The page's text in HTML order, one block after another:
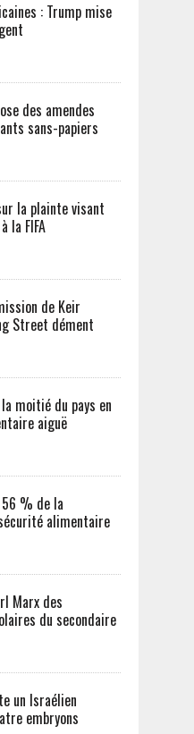
: Trump mise
des amendes
sans-papiers
la plainte visant
la FIFA
de Keir
Street dément
moitié du pays en
aiguë
56 % de la
alimentaire
Marx des
du secondaire
un Israélien
embryons